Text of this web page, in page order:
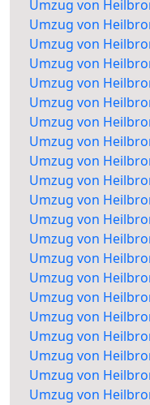
Umzug von
Umzug von
Umzug von
Umzug von
Umzug von
Umzug von
Umzug von
Umzug von
Umzug von
Umzug von
Umzug von
Umzug von
Umzug von
Umzug von
Umzug von
Umzug von
Umzug von
Umzug von
Umzug von
Umzug von
Umzug von